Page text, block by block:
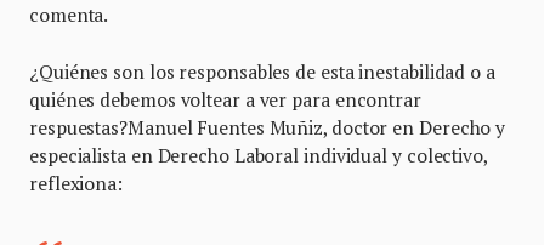
comenta.
¿Quiénes son los responsables de esta inestabilidad o a
quiénes debemos voltear a ver para encontrar
respuestas?Manuel Fuentes Muñiz, doctor en Derecho y
especialista en Derecho Laboral individual y colectivo,
reflexiona: